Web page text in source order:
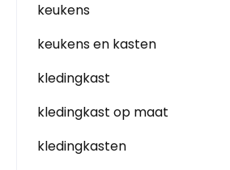
keukens
keukens en kasten
kledingkast
kledingkast op maat
kledingkasten